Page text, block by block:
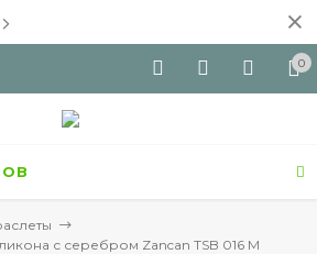
0
с серебром Zancan TSB 016 M